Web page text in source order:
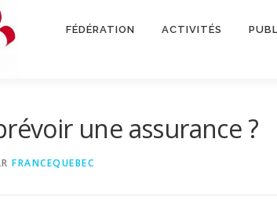
FÉDÉRATION ACTIVITÉS
une assurance ?
FRANCEQUEBEC